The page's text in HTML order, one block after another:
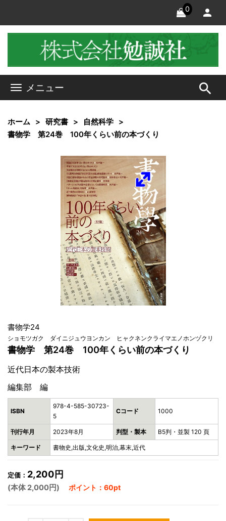
0
メニュー search
ホーム 研究書
自然科学
書物学 第24巻 100年くらい前の本づくり
書物学24
ショモツガク ダイニジュウヨンカン ヒャクネンクライマエノホンヅクリ
書物学 第24巻 100年くらい前の本づくり
近代日本の製本技術
編集部 編
ISBN
978-4-585-30723-
5
Cコード 1000
刊行年月 2023年8月 判型・製本 B5判・並製 120 頁
キーワード 書物史,出版,文化史,明治,幕末,近代
定価： 2,200円
(本体 2,000円) ポイント：60pt